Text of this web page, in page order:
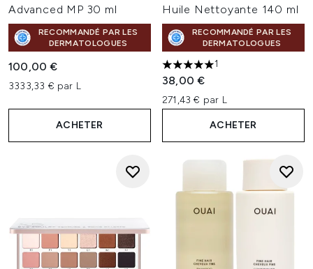
Advanced MP 30 ml
RECOMMANDÉ PAR LES
DERMATOLOGUES
100,00 €
3333,33 € par L
ACHETER
Huile Nettoyante 140 ml
RECOMMANDÉ PAR LES
DERMATOLOGUES
5 étoiles sur un maximum de
1
38,00 €
271,43 € par L
ACHETER